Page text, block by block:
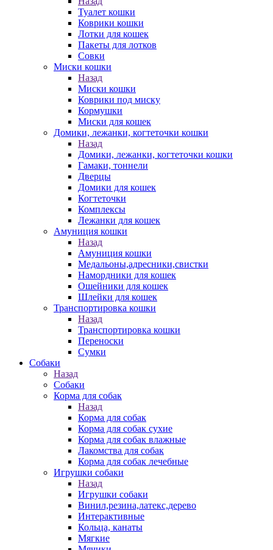
Туалет кошки
Коврики кошки
Лотки для кошек
Пакеты для лотков
Совки
Миски кошки
Назад
Миски кошки
Коврики под миску
Кормушки
Миски для кошек
Домики, лежанки, когтеточки кошки
Назад
Домики, лежанки, когтеточки кошки
Гамаки, тоннели
Дверцы
Домики для кошек
Когтеточки
Комплексы
Лежанки для кошек
Амуниция кошки
Назад
Амуниция кошки
Медальоны,адресники,свистки
Намордники для кошек
Ошейники для кошек
Шлейки для кошек
Транспортировка кошки
Назад
Транспортировка кошки
Переноски
Сумки
Собаки
Назад
Собаки
Корма для собак
Назад
Корма для собак
Корма для собак сухие
Корма для собак влажные
Лакомства для собак
Корма для собак лечебные
Игрушки собаки
Назад
Игрушки собаки
Винил,резина,латекс,дерево
Интерактивные
Кольца, канаты
Мягкие